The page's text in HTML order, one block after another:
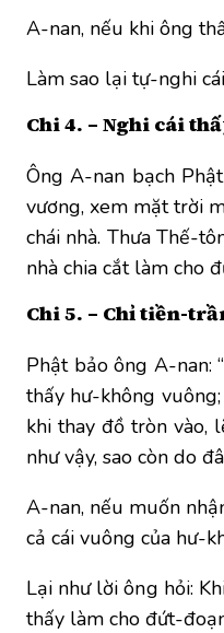
A-nan, nếu khi ông
Làm sao lại tự-nghi
Chi 4. – Nghi cái
Ông A-nan bạch
vương, xem mặt trời
chái nhà. Thưa Thế-
nhà chia cắt làm cho
Chi 5. – Chỉ tiền-
Phật bảo ông A-nan:
thấy hư-không
khi thay đồ tròn vào,
như vậy, sao còn do
A-nan, nếu muốn
cả cái vuông của hư-
Lại như lời ông hỏi:
thấy làm cho đứt-